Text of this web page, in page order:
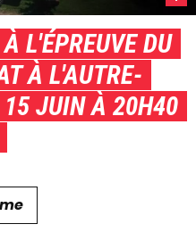
réel,
d'un
L'ÉPREUVE DU
À L'AUTRE-
15 JUIN À 20H40